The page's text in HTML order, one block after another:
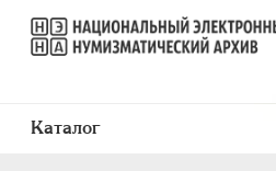
Каталог